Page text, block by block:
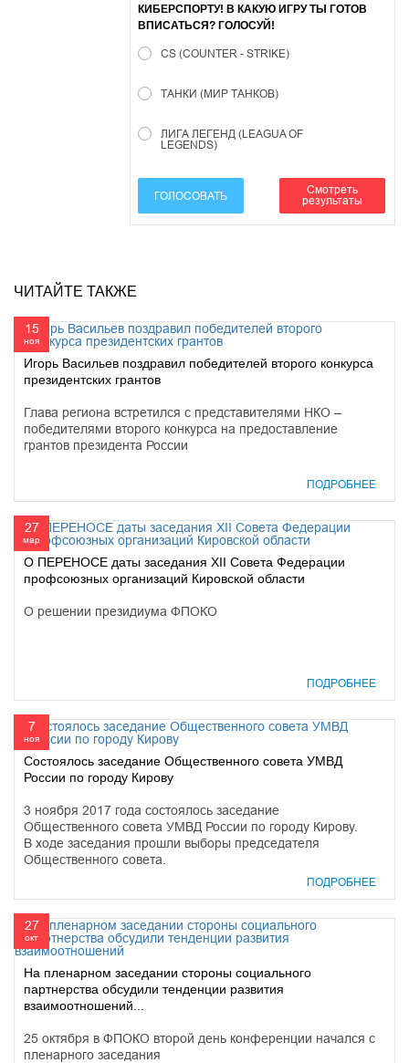
КИБЕРСПОРТУ! В КАКУЮ ИГРУ ТЫ ГОТОВ
ВПИСАТЬСЯ? ГОЛОСУЙ!
CS (COUNTER - STRIKE)
ТАНКИ (МИР ТАНКОВ)
ЛИГА ЛЕГЕНД (LEAGUA OF
LEGENDS)
ГОЛОСОВАТЬ
Смотреть
результаты
ЧИТАЙТЕ ТАКЖЕ
15
ноя
Игорь Васильев поздравил победителей второго конкурса
президентских грантов
Глава региона встретился с представителями НКО –
победителями второго конкурса на предоставление
грантов президента России
ПОДРОБНЕЕ
27
мар
О ПЕРЕНОСЕ даты заседания XII Совета Федерации
профсоюзных организаций Кировской области
О решении президиума ФПОКО
ПОДРОБНЕЕ
7
ноя
Состоялось заседание Общественного совета УМВД
России по городу Кирову
3 ноября 2017 года состоялось заседание
Общественного совета УМВД России по городу Кирову.
В ходе заседания прошли выборы председателя
Общественного совета.
ПОДРОБНЕЕ
27
окт
На пленарном заседании стороны социального
партнерства обсудили тенденции развития
взаимоотношений...
25 октября в ФПОКО второй день конференции начался с
пленарного заседания